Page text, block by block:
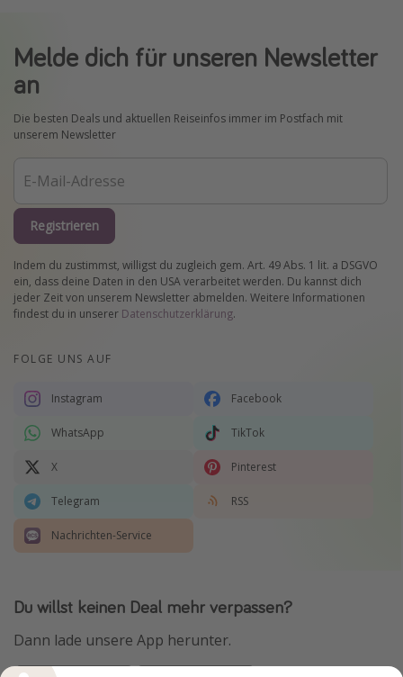
Melde dich für unseren Newsletter
an
Die besten Deals und aktuellen Reiseinfos immer im Postfach mit
unserem Newsletter
Registrieren
Indem du zustimmst, willigst du zugleich gem. Art. 49 Abs. 1 lit. a DSGVO
ein, dass deine Daten in den USA verarbeitet werden. Du kannst dich
jeder Zeit von unserem Newsletter abmelden. Weitere Informationen
findest du in unserer Datenschutzerklärung.
FOLGE UNS AUF
Instagram Facebook
WhatsApp TikTok
X Pinterest
Telegram RSS
Nachrichten-Service
Du willst keinen Deal mehr verpassen?
Dann lade unsere App herunter.